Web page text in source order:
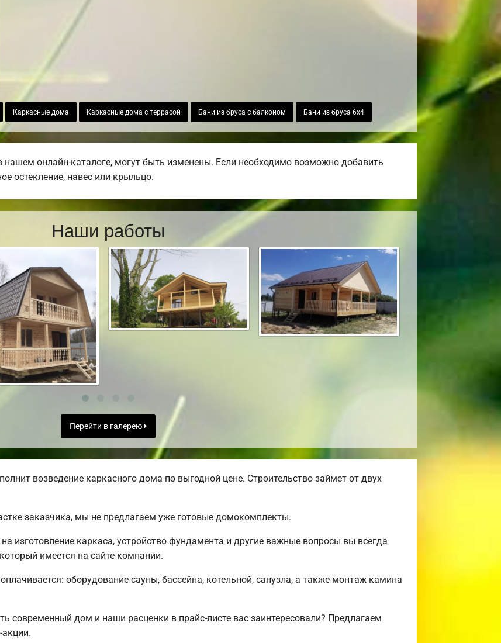
Каркасные дома Каркасные дома с террасой Бани из бруса с балконом Бани из бруса 6х4
онлайн-каталоге, могут быть изменены. Если необходимо возможно добавить
остекление, навес или крыльцо.
Наши работы
Перейти в галерею
возведение каркасного дома по выгодной цене. Строительство займет от двух
заказчика, мы не предлагаем уже готовые домокомплекты.
изготовление каркаса, устройство фундамента и другие важные вопросы вы всегда
имеется на сайте компании.
оборудование сауны, бассейна, котельной, санузла, а также монтаж камина
современный дом и наши расценки в прайс-листе вас заинтересовали? Предлагаем